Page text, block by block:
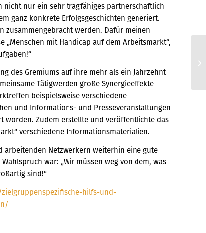
nur ein sehr tragfähiges partnerschaftlich
ganz konkrete Erfolgsgeschichten generiert.
zusammengebracht werden. Dafür meinen
„Menschen mit Handicap auf dem Arbeitsmarkt“,
des Gremiums auf ihre mehr als ein Jahrzehnt
Tätigwerden große Synergieeffekte
beispielsweise verschiedene
und Informations- und Presseveranstaltungen
worden. Zudem erstellte und veröffentlichte das
verschiedene Informationsmaterialien.
arbeitenden Netzwerkern weiterhin eine gute
war: „Wir müssen weg von dem, was
sind!“
hilfs-und-